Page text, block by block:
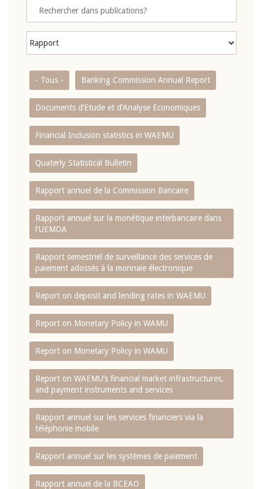
- Tous - Banking Commission Annual Report
Documents d’Etude et d’Analyse Economiques
Financial Inclusion statistics in WAEMU
Quaterly Statistical Bulletin
Rapport annuel de la Commission Bancaire
Rapport annuel sur la monétique interbancaire dans
l'UEMOA
Rapport semestriel de surveillance des services de
paiement adossés à la monnaie électronique
Report on deposit and lending rates in WAEMU
Report on Monetary Policy in WAMU
Report on Monetary Policy in WAMU
Report on WAEMU’s financial market infrastructures,
and payment instruments and services
Rapport annuel sur les services financiers via la
téléphonie mobile
Rapport annuel sur les systèmes de paiement
Rapport annuel de la BCEAO